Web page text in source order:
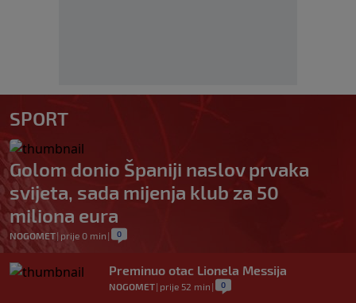
SPORT
Golom donio Španiji naslov prvaka
svijeta, sada mijenja klub za 50
miliona eura
NOGOMET| prije 0 min | 0
Preminuo otac Lionela Messija
NOGOMET| prije 52 min | 0